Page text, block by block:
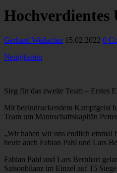
Hochverdientes
Gerhard Weilacher 15.02.2022 0
Neuigkeiten
Sieg für das zweite Team – Erstes
Mit beeindruckendem Kampfgeist
Team um Mannschaftskapitän
„Wir haben wir uns endlich einmal
heute auch Fabian Pahl und Lars
Fabian Pahl und Lars Bernhart
Saisonbilanz im Einzel auf 15